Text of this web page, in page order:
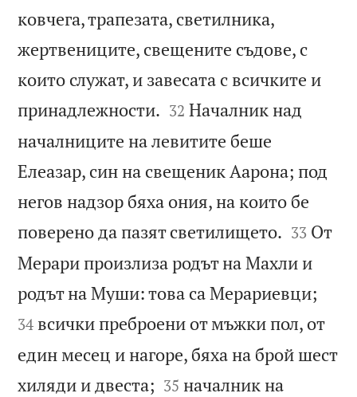
ковчега, трапезата, светилника,
жертвениците, свещените съдове, с
които служат, и завесата с всичките и
принадлежности. 

32 Началник над
началниците на левитите беше
Елеазар, син на свещеник Аарона; под
негов надзор бяха ония, на които бе
поверено да пазят светилището. 

33 От
Мерари произлиза родът на Махли и
родът на Муши: това са Мерариевци;
34 всички преброени от мъжки пол, от
един месец и нагоре, бяха на брой шест
хиляди и двеста; 

35 началник на